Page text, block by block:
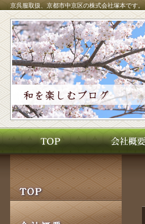
京呉服取扱、京都市中京区の株式会社塚本です。